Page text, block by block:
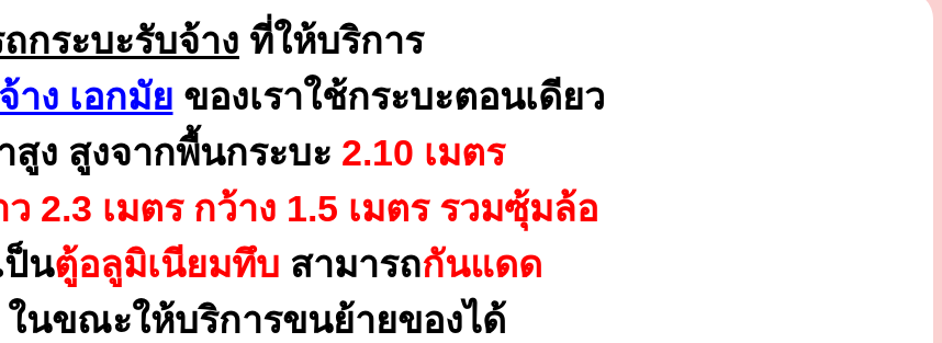
กระบะรับจ้าง ที่ให้บริการ
าง เอกมัย ของเราใช้กระบะตอนเดียว
สูง สูงจากพื้นกระบะ 2.10 เมตร
ว 2.3 เมตร กว้าง 1.5 เมตร รวมซุ้มล้อ
นตู้อลูมิเนียมทึบ สามารถกันแดด
นขณะให้บริการขนย้ายของได้